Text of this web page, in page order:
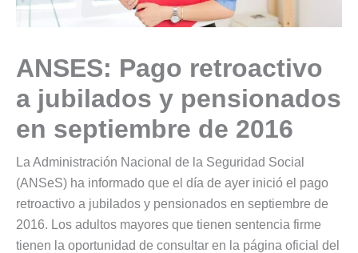
ANSES: Pago retroactivo
a jubilados y pensionados
en septiembre de 2016
La Administración Nacional de la Seguridad Social
(ANSeS) ha informado que el día de ayer inició el pago
retroactivo a jubilados y pensionados en septiembre de
2016. Los adultos mayores que tienen sentencia firme
tienen la oportunidad de consultar en la página oficial del